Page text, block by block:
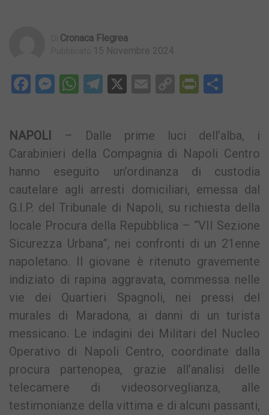
Cronaca Flegrea
15 Novembre 2024
Facebook
Messenger
WhatsApp
Telegram
X EmailCopy
NAPOLI
– Dalle prime luci dell’alba, i
Carabinieri della Compagnia di Napoli Centro
hanno eseguito un’ordinanza di custodia
cautelare agli arresti domiciliari, emessa dal
G.I.P. del Tribunale di Napoli, su richiesta della
locale Procura della Repubblica – “VII Sezione
Sicurezza Urbana”, nei confronti di un 21enne
napoletano. Il giovane è ritenuto gravemente
indiziato di rapina aggravata, commessa nelle
vie dei Quartieri Spagnoli, nei pressi del
murales di Maradona, ai danni di un turista
messicano. Le indagini dei Militari del Nucleo
Operativo di Napoli Centro, coordinate dalla
procura partenopea, grazie all’analisi delle
telecamere di videosorveglianza, alle
testimonianze della vittima e di alcuni passanti,